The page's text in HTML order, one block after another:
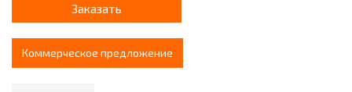
Заказать
Коммерческое предложение